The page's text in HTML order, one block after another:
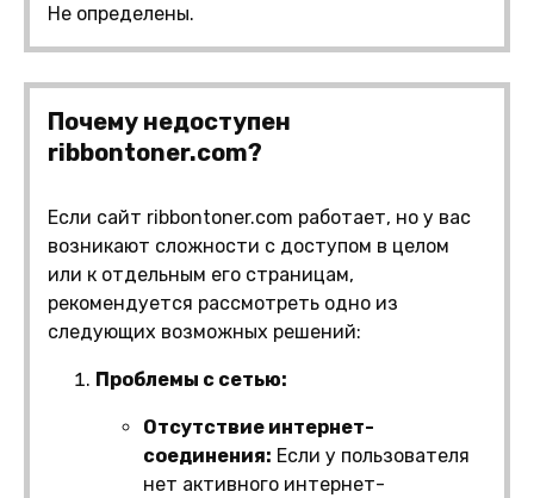
Не определены.
Почему недоступен
ribbontoner.com?
Если сайт ribbontoner.com работает, но у вас
возникают сложности с доступом в целом
или к отдельным его страницам,
рекомендуется рассмотреть одно из
следующих возможных решений:
Проблемы с сетью:
Отсутствие интернет-
соединения: Если у пользователя
нет активного интернет-